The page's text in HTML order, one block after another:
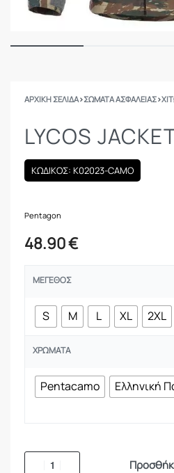
ΑΡΧΙΚΉ ΣΕΛΊΔΑ›ΣΩΜΑΤΑ ΑΣΦΑΛΕΙΑΣ›
LYCOS
ΚΩΔΙΚΟΣ: K02023-CAMO
Pentagon
48.90€
ΜΈΓΕΘΟΣ
S M L XL 2XL
ΧΡΏΜΑΤΑ
Pentacamo Ελληνική